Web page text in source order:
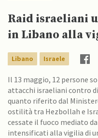
Raid israeliani
in Libano alla
Libano Israele
Il 13 maggio, 12 persone
attacchi israeliani contro
quanto riferito dal
ostilità tra Hezbollah e
cessate il fuoco mediato
intensificati alla vigilia di